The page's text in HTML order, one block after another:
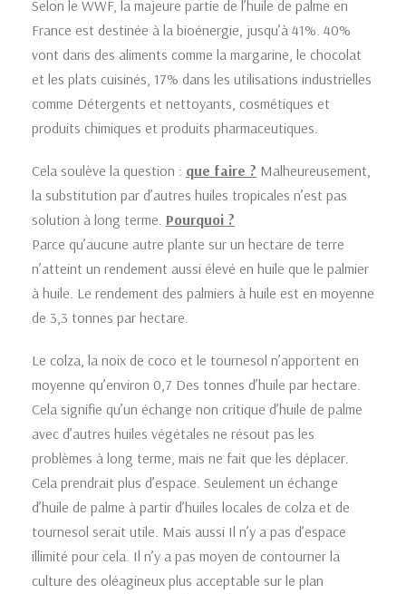
Selon le WWF, la majeure partie de l’huile de palme en
France est destinée à la bioénergie, jusqu’à 41%. 40%
vont dans des aliments comme la margarine, le chocolat
et les plats cuisinés, 17% dans les utilisations industrielles
comme Détergents et nettoyants, cosmétiques et
produits chimiques et produits pharmaceutiques.
Cela soulève la question : que faire ? Malheureusement,
la substitution par d’autres huiles tropicales n’est pas
solution à long terme. Pourquoi ?
Parce qu’aucune autre plante sur un hectare de terre
n’atteint un rendement aussi élevé en huile que le palmier
à huile. Le rendement des palmiers à huile est en moyenne
de 3,3 tonnes par hectare.
Le colza, la noix de coco et le tournesol n’apportent en
moyenne qu’environ 0,7 Des tonnes d’huile par hectare.
Cela signifie qu’un échange non critique d’huile de palme
avec d’autres huiles végétales ne résout pas les
problèmes à long terme, mais ne fait que les déplacer.
Cela prendrait plus d’espace. Seulement un échange
d’huile de palme à partir d’huiles locales de colza et de
tournesol serait utile. Mais aussi Il n’y a pas d’espace
illimité pour cela. Il n’y a pas moyen de contourner la
culture des oléagineux plus acceptable sur le plan